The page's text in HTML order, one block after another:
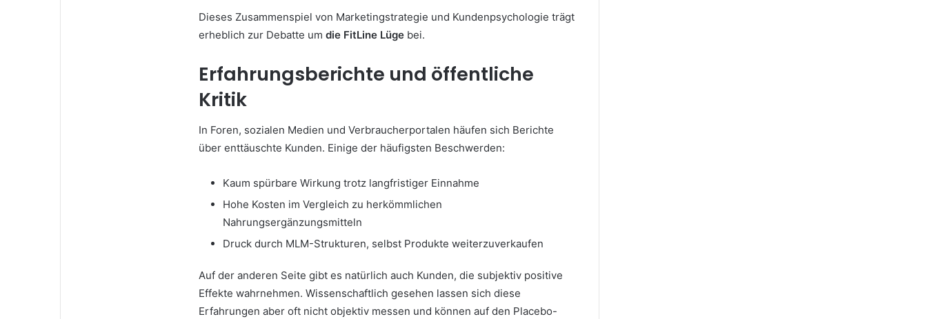
Dieses Zusammenspiel von Marketingstrategie und Kundenpsychologie trägt
erheblich zur Debatte um die FitLine Lüge bei.
Erfahrungsberichte und öffentliche
Kritik
In Foren, sozialen Medien und Verbraucherportalen häufen sich Berichte
über enttäuschte Kunden. Einige der häufigsten Beschwerden:
Kaum spürbare Wirkung trotz langfristiger Einnahme
Hohe Kosten im Vergleich zu herkömmlichen
Nahrungsergänzungsmitteln
Druck durch MLM-Strukturen, selbst Produkte weiterzuverkaufen
Auf der anderen Seite gibt es natürlich auch Kunden, die subjektiv positive
Effekte wahrnehmen. Wissenschaftlich gesehen lassen sich diese
Erfahrungen aber oft nicht objektiv messen und können auf den Placebo-